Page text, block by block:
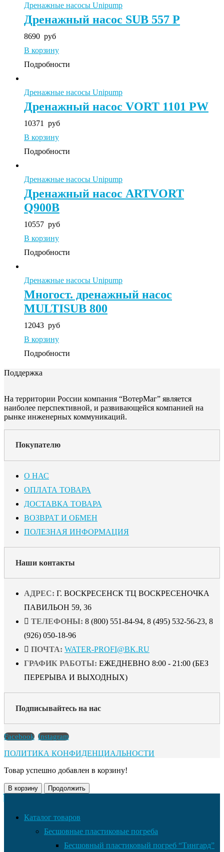
Дренажные насосы Unipump
Дренажный насос SUB 557 P
8690 руб
В корзину
Подробности
Дренажные насосы Unipump
Дренажный насос VORT 1101 PW
10371
руб
В корзину
Подробности
Дренажные насосы Unipump
Дренажный насос ARTVORT
Q900B
10557 руб
В корзину
Подробности
Дренажные насосы Unipump
Многост. дренажный насос
MULTISUB 800
12043 руб
В корзину
Подробности
Поддержка
На территории России компания “ВотерМаг” является
наиболее перспективной, и развивающейся компанией на
рынке инженерных коммуникаций.
Покупателю
О НАС
ОПЛАТА ТОВАРА
ДОСТАВКА ТОВАРА
ВОЗВРАТ И ОБМЕН
ПОЛЕЗНАЯ ИНФОРМАЦИЯ
Наши контакты
АДРЕС: Г. ВОСКРЕСЕНСК ТЦ ВОСКРЕСЕНОЧКА
ПАВИЛЬОН 59, 36
ТЕЛЕФОНЫ: 8 (800) 551-84-94, 8 (495) 532-56-23, 8
(926) 050-18-96
ПОЧТА: WATER-PROFI@BK.RU
ГРАФИК РАБОТЫ: ЕЖЕДНЕВНО 8:00 - 21:00 (БЕЗ
ПЕРЕРЫВА И ВЫХОДНЫХ)
Подписывайтесь на нас
Facebook Instagram
ПОЛИТИКА КОНФИДЕНЦИАЛЬНОСТИ
Товар успешно добавлен в корзину!
В корзину Продолжить
Каталог товаров
Бесшовные пластиковые погреба
Бесшовный пластиковый погреб “Тингард”